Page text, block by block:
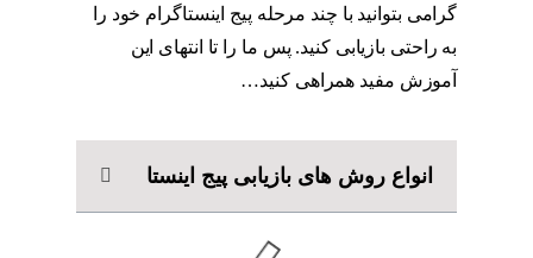
گرامی بتوانید با چند مرحله پیج اینستاگرام خود را
به راحتی بازیابی کنید. پس ما را تا انتهای این
آموزش مفید همراهی کنید…
انواع روش های بازیابی پیج اینستا